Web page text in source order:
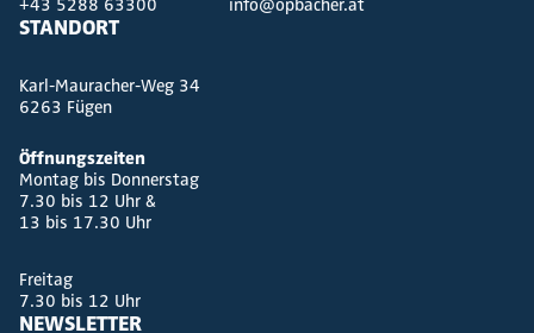
STANDORT
Karl-Mauracher-Weg 34
6263 Fügen
Öffnungszeiten
Montag bis Donnerstag
7.30 bis 12 Uhr &
13 bis 17.30 Uhr
Freitag
7.30 bis 12 Uhr
NEWSLETTER